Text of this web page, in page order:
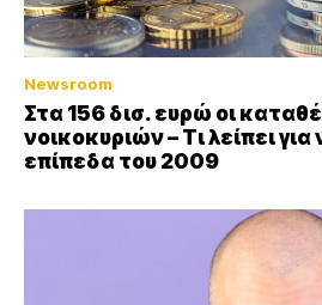
Newsroom
Στα 156 δισ. ευρώ οι
νοικοκυριών – Τι λείπει
επίπεδα του 2009